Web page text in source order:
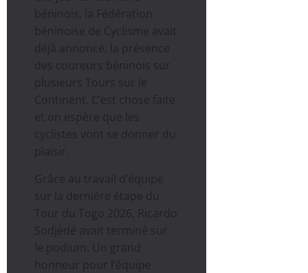
béninois, la Fédération
béninoise de Cyclisme avait
déjà annoncé, la présence
des coureurs béninois sur
plusieurs Tours sur le
Continent. C’est chose faite
et on espère que les
cyclistes vont se donner du
plaisir.
Grâce au travail d’équipe
sur la dernière étape du
Tour du Togo 2026, Ricardo
Sodjèdé avait terminé sur
le podium. Un grand
honneur pour l’équipe